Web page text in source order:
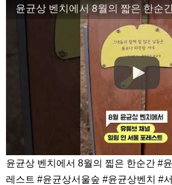
윤균상 벤치에서 8월의 짧은 한순
윤균상 벤치에서 8월의 찗은 한순간 #
레스트 #윤균상서울숲 #윤균상벤치 #